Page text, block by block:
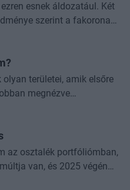
esnek áldozatául. Két
szerint a fakorona
területei, amik elsőre
megnézve
Az
az osztalék portfóliómban,
van, és 2025 végén